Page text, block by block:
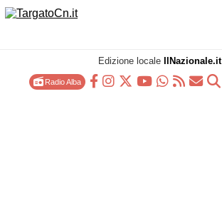
Edizione locale IlNazionale.it
Radio Alba